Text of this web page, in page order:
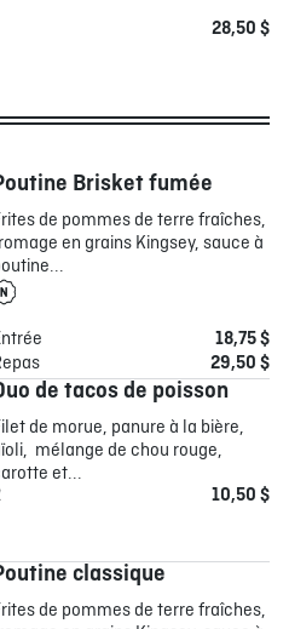
28,50 $
Brisket fumée
de pommes de terre fraîches,
en grains Kingsey, sauce à
18,75 $
29,50 $
de tacos de poisson
de morue, panure à la bière,
mélange de chou rouge,
et...
10,50 $
classique
de pommes de terre fraîches,